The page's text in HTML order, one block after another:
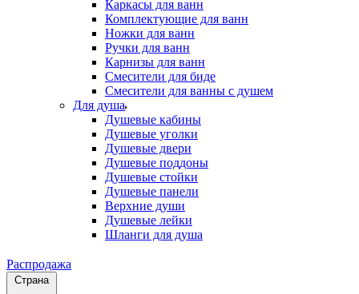
Каркасы для ванн
Комплектующие для ванн
Ножки для ванн
Ручки для ванн
Карнизы для ванн
Смесители для биде
Смесители для ванны с душем
Для душа
Душевые кабины
Душевые уголки
Душевые двери
Душевые поддоны
Душевые стойки
Душевые панели
Верхние души
Душевые лейки
Шланги для душа
Распродажа
Страна